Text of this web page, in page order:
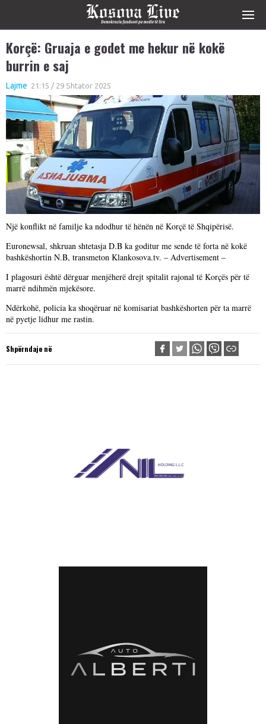
Korçë: Gruaja e godet me hekur në kokë
burrin e saj
Lajme 21:15 / 29 Shtator 2025
Një konflikt në familje ka ndodhur të hënën në Korçë të Shqipërisë.
Euronewsal, shkruan shtetasja D.B ka goditur me sende të forta në kokë
bashkëshortin N.B, transmeton Klankosova.tv. – Advertisement –
I plagosuri është dërguar menjëherë drejt spitalit rajonal të Korçës për të
marrë ndihmën mjekësore.
Ndërkohë, policia ka shoqëruar në komisariat bashkëshorten për ta marrë
në pyetje lidhur me rastin.
Shpërndaje në